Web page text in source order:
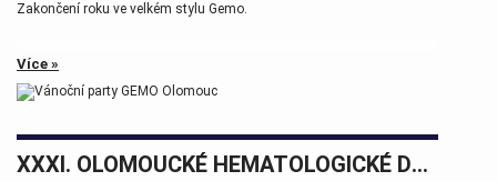
Zakončení roku ve velkém stylu Gemo.
Více »
XXXI. OLOMOUCKÉ HEMATOLOGICKÉ DNY.